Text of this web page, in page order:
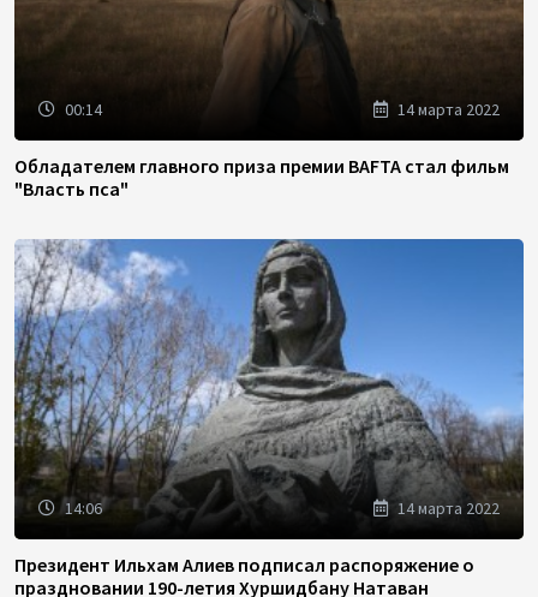
00:14 14 марта 2022
Обладателем главного приза премии BAFTA стал фильм
"Власть пса"
14:06 14 марта 2022
Президент Ильхам Алиев подписал распоряжение о
праздновании 190-летия Хуршидбану Натаван